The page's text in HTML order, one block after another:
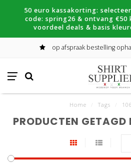
50 euro kassakorting:
code: spring26 & ontvang €50
voordeel deals & basis
op afspraak bestelling
Home Tags
PRODUCTEN